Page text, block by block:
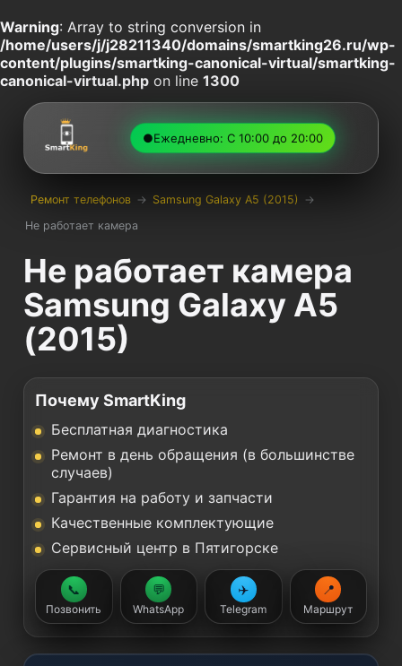
Warning: Array to string conversion in
/home/users/j/j28211340/domains/smartking26.ru/wp-
content/plugins/smartking-canonical-virtual/smartking-
canonical-virtual.php on line 1300
●Ежедневно: С 10:00 до 20:00
Ремонт телефонов → Samsung Galaxy A5 (2015)
→
Не работает камера
Не работает камера
Samsung Galaxy A5
(2015)
Почему SmartKing
Бесплатная диагностика
Ремонт в день обращения (в большинстве
случаев)
Гарантия на работу и запчасти
Качественные комплектующие
Сервисный центр в Пятигорске
📞
Позвонить
💬
WhatsApp
✈️
Telegram
📍
Маршрут